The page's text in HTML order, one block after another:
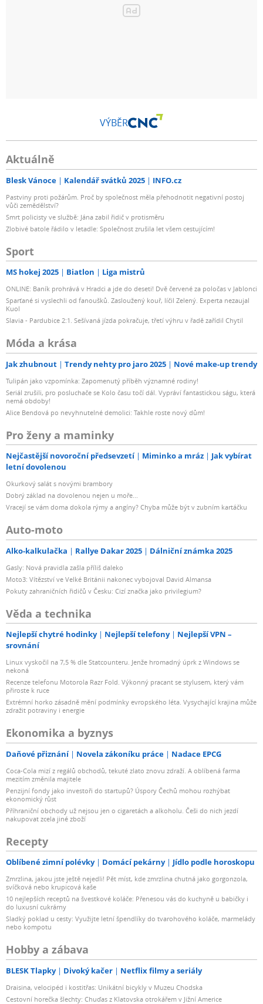
VÝBĚR
Aktuálně
Blesk Vánoce Kalendář svátků 2025 INFO.cz
Pastviny proti požárům. Proč by společnost měla přehodnotit negativní postoj
vůči zemědělství?
Smrt policisty ve službě: Jána zabil řidič v protisměru
Zlobivé batole řádilo v letadle: Společnost zrušila let všem cestujícím!
Sport
MS hokej 2025 Biatlon Liga mistrů
ONLINE: Baník prohrává v Hradci a jde do deseti! Dvě červené za poločas v Jablonci
Sparťané si vyslechli od fanoušků. Zasloužený kouř, líčil Zelený. Experta nezaujal
Kuol
Slavia - Pardubice 2:1. Sešívaná jízda pokračuje, třetí výhru v řadě zařídil Chytil
Móda a krása
Jak zhubnout Trendy nehty pro jaro 2025 Nové make-up trendy
Tulipán jako vzpomínka: Zapomenutý příběh významné rodiny!
Seriál zrušili, pro posluchače se Kolo času točí dál. Vypráví fantastickou ságu, která
nemá obdoby!
Alice Bendová po nevyhnutelné demolici: Takhle roste nový dům!
Pro ženy a maminky
Nejčastější novoroční předsevzetí Miminko a mráz
Jak vybírat
letní dovolenou
Okurkový salát s novými brambory
Dobrý základ na dovolenou nejen u moře...
Vracejí se vám doma dokola rýmy a angíny? Chyba může být v zubním kartáčku
Auto-moto
Alko-kalkulačka Rallye Dakar 2025 Dálniční známka 2025
Gasly: Nová pravidla zašla příliš daleko
Moto3: Vítězství ve Velké Británii nakonec vybojoval David Almansa
Pokuty zahraničních řidičů v Česku: Cizí značka jako privilegium?
Věda a technika
Nejlepší chytré hodinky Nejlepší telefony
Nejlepší VPN –
srovnání
Linux vyskočil na 7,5 % dle Statcounteru. Jenže hromadný úprk z Windows se
nekoná
Recenze telefonu Motorola Razr Fold. Výkonný pracant se stylusem, který vám
přiroste k ruce
Extrémní horko zásadně mění podmínky evropského léta. Vysychající krajina může
zdražit potraviny i energie
Ekonomika a byznys
Daňové přiznání Novela zákoníku práce Nadace EPCG
Coca-Cola mizí z regálů obchodů, tekuté zlato znovu zdraží. A oblíbená farma
mezitím změnila majitele
Penzijní fondy jako investoři do startupů? Úspory Čechů mohou rozhýbat
ekonomický růst
Příhraniční obchody už nejsou jen o cigaretách a alkoholu. Češi do nich jezdí
nakupovat zcela jiné zboží
Recepty
Oblíbené zimní polévky Domácí pekárny Jídlo podle horoskopu
Zmrzlina, jakou jste ještě nejedli! Pět míst, kde zmrzlina chutná jako gorgonzola,
svíčková nebo krupicová kaše
10 nejlepších receptů na švestkové koláče: Přenesou vás do kuchyně u babičky i
do luxusní cukrárny
Sladký poklad u cesty: Využijte letní špendlíky do tvarohového koláče, marmelády
nebo kompotu
Hobby a zábava
BLESK Tlapky Divoký kačer Netflix filmy a seriály
Draisina, velocipéd i kostitřas: Unikátní bicykly v Muzeu Chodska
Cestovní horečka šlechty: Chuďas z Klatovska otrokářem v Jižní Americe